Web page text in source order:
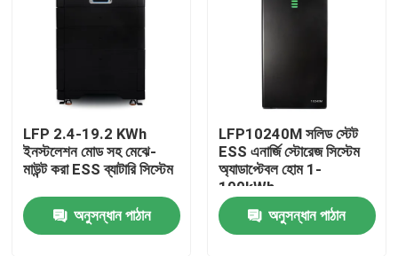
3.2v Lifepo4 ব্যাটারি
48V Lifepo4 ব্যাটারি
LFP 2.4-19.2 KWh
ইনস্টলেশন মোড সহ মেঝে-
মাউন্ট করা ESS ব্যাটারি সিস্টেম
অনুসন্ধান পাঠান
LFP10240M সলিড স্টেট
ESS এনার্জি স্টোরেজ সিস্টেম
অ্যাডাপ্টেবল হোম 1-
100kWh
অনুসন্ধান পাঠান